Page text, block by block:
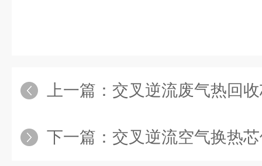
上一篇： 交叉逆流废气热回收
下一篇： 交叉逆流空气换热